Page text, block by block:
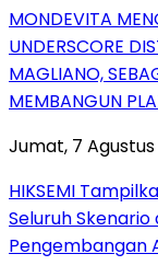
MONDEVITA
UNDERSCORE
MAGLIANO,
MEMBANGUN
Jumat, 7
HIKSEMI
Seluruh Skenario
Pengembangan